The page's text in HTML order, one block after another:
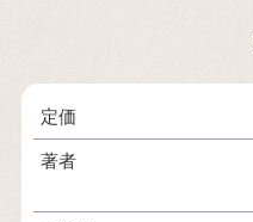
定価
著者